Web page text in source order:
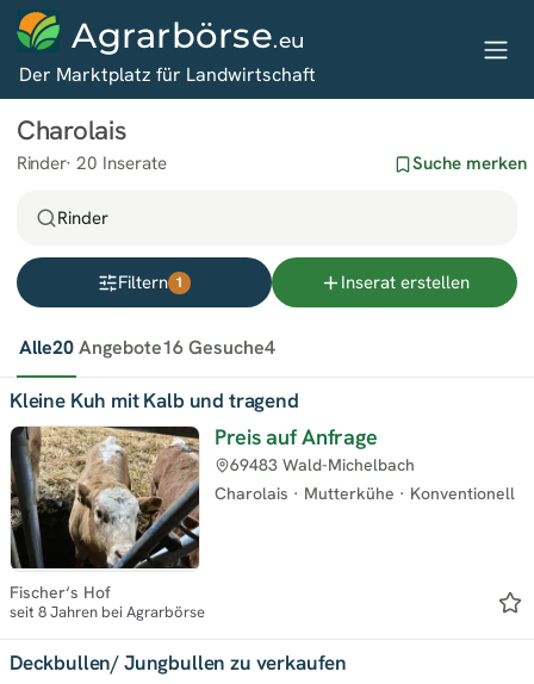
Agrarbörse.eu
Der Marktplatz für Landwirtschaft
Charolais
Rinder 20 Inserate Suche merken
Rinder
Filtern 1 Inserat erstellen
Alle20Angebote16Gesuche4
Kleine Kuh mit Kalb und tragend
Preis auf Anfrage
Charolais · Mutterkühe · Konventionell
69483 Wald-Michelbach
Fischer‘s Hof
seit 8 Jahren bei Agrarbörse
Deckbullen/ Jungbullen zu verkaufen